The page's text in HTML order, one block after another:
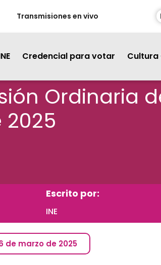
Transmisiones en vivo
Credencial para votar
Ordinaria
Escrito por:
INE
de marzo de 2025